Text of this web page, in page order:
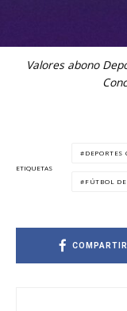
Valores abono
ETIQUETAS
DEPORTES
FÚTBOL
COMPARTIR